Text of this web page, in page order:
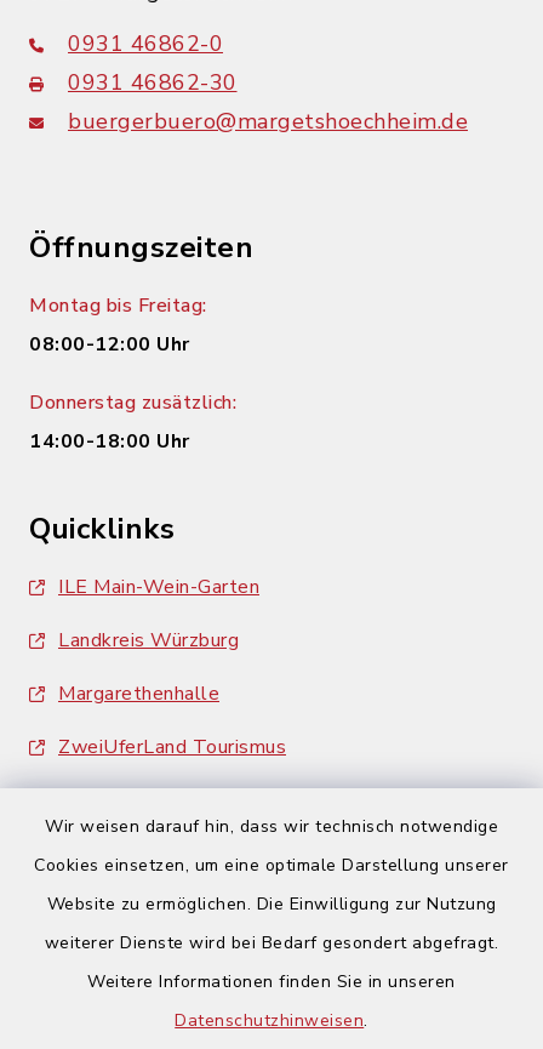
Wir weisen darauf hin, dass wir technisch notwendige
Cookies einsetzen, um eine optimale Darstellung unserer
Website zu ermöglichen. Die Einwilligung zur Nutzung
weiterer Dienste wird bei Bedarf gesondert abgefragt.
Weitere Informationen finden Sie in unseren
Datenschutzhinweisen.
0931 46862-0
0931 46862-30
buergerbuero@margetshoechheim.de
Öffnungszeiten
Montag bis Freitag:
08:00-12:00 Uhr
Donnerstag zusätzlich:
14:00-18:00 Uhr
Quicklinks
ILE Main-Wein-Garten
Landkreis Würzburg
Margarethenhalle
ZweiUferLand Tourismus
Barrierefreiheit